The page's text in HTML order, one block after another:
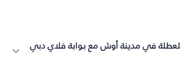
لعطلة في مدينة أوش مع بوابة فلاي دبي